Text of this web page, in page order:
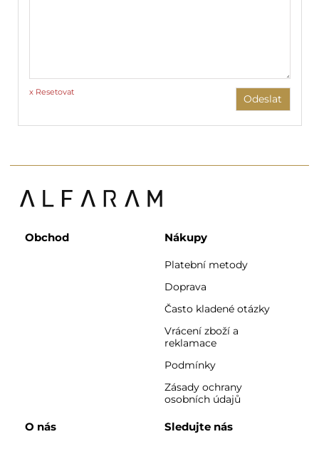
x Resetovat
Odeslat
Obchod Nákupy
Platební metody
Doprava
Často kladené otázky
Vrácení zboží a
reklamace
Podmínky
Zásady ochrany
osobních údajů
O nás Sledujte nás